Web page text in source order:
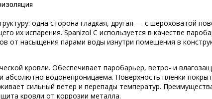
одна сторона гладкая, другая — с шероховатой
их испарения. Spanizol С используется в качестве
от насыщения парами воды изнутри помещения в
кровли. Обеспечивает паробарьер, ветро- и
абсолютно водонепроницаема. Поверхность плёнки
сильный ветер и перепады температур.
кровли от коррозии металла.